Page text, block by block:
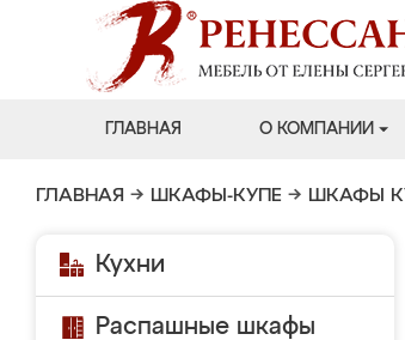
ГЛАВНАЯ О КОМПАНИИ
ГЛАВНАЯ → ШКАФЫ-КУПЕ → ШКАФЫ
Кухни
Распашные шкафы